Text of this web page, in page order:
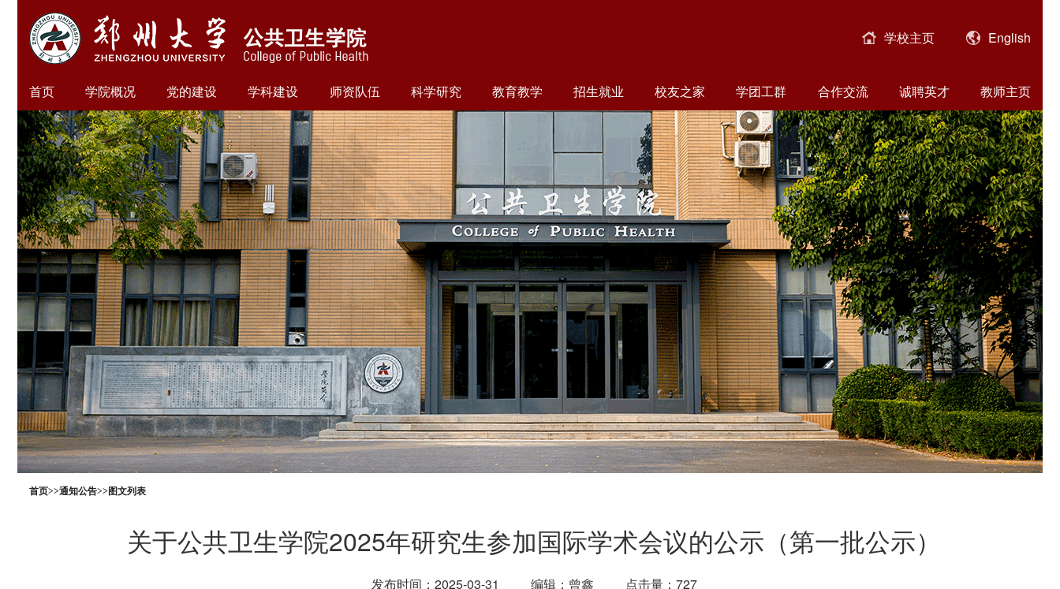
学校主页 English
首页 学院概况 党的建设 学科建设 师资队伍 科学研究 教育教学 招生就业 校友之家 学团工群 合作交流 诚聘英才 教师主页
首页>>通知公告>>图文列表
关于公共卫生学院2025年研究生参加国际学术会议的公示（第一批公示）
发布时间：2025-03-31 编辑：曾鑫 点击量： 727